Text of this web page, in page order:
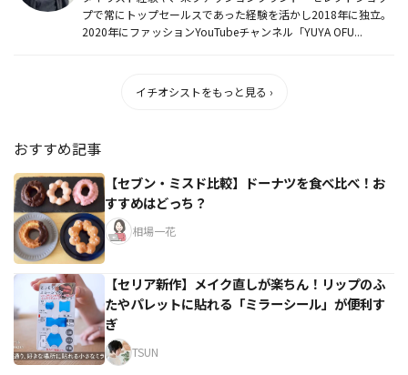
プで常にトップセールスであった経験を活かし2018年に独立。
2020年にファッションYouTubeチャンネル「YUYA OFU...
イチオシストをもっと見る ›
おすすめ記事
【セブン・ミスド比較】ドーナツを食べ比べ！お
すすめはどっち？
相場一花
【セリア新作】メイク直しが楽ちん！リップのふ
たやパレットに貼れる「ミラーシール」が便利す
ぎ
TSUN